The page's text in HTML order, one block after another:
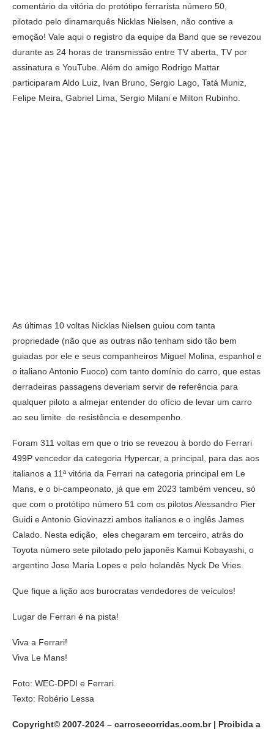
comentário da vitória do protótipo ferrarista número 50,
pilotado pelo dinamarquês Nicklas Nielsen, não contive a
emoção! Vale aqui o registro da equipe da Band que se revezou
durante as 24 horas de transmissão entre TV aberta, TV por
assinatura e YouTube. Além do amigo Rodrigo Mattar
participaram Aldo Luiz, Ivan Bruno, Sergio Lago, Tatá Muniz,
Felipe Meira, Gabriel Lima, Sergio Milani e Milton Rubinho.
As últimas 10 voltas Nicklas Nielsen guiou com tanta
propriedade (não que as outras não tenham sido tão bem
guiadas por ele e seus companheiros Miguel Molina, espanhol e
o italiano Antonio Fuoco) com tanto domínio do carro, que estas
derradeiras passagens deveriam servir de referência para
qualquer piloto a almejar entender do ofício de levar um carro
ao seu limite de resistência e desempenho.
Foram 311 voltas em que o trio se revezou à bordo do Ferrari
499P vencedor da categoria Hypercar, a principal, para das aos
italianos a 11ª vitória da Ferrari na categoria principal em Le
Mans, e o bi-campeonato, já que em 2023 também venceu, só
que com o protótipo número 51 com os pilotos Alessandro Pier
Guidi e Antonio Giovinazzi ambos italianos e o inglês James
Calado. Nesta edição, eles chegaram em terceiro, atrás do
Toyota número sete pilotado pelo japonês Kamui Kobayashi, o
argentino Jose Maria Lopes e pelo holandês Nyck De Vries.
Que fique a lição aos burocratas vendedores de veículos!
Lugar de Ferrari é na pista!
Viva a Ferrari!
Viva Le Mans!
Foto: WEC-DPDI e Ferrari.
Texto: Robério Lessa
Copyright© 2007-2024 – carrosecorridas.com.br | Proibida a